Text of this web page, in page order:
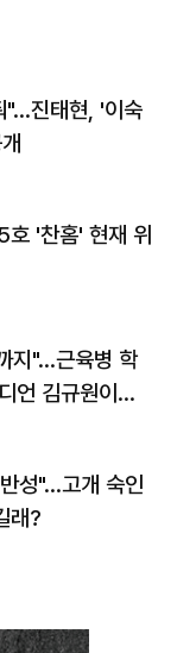
"…진태현, '이숙
호 '찬홈' 현재 위
지"…근육병 학
언 김규원이었
성"…고개 숙인
래?